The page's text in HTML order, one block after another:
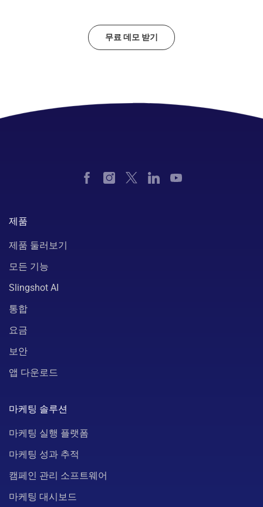
무료 데모 받기
제품
제품 둘러보기
모든 기능
Slingshot AI
통합
요금
보안
앱 다운로드
마케팅 솔루션
마케팅 실행 플랫폼
마케팅 성과 추적
캠페인 관리 소프트웨어
마케팅 대시보드